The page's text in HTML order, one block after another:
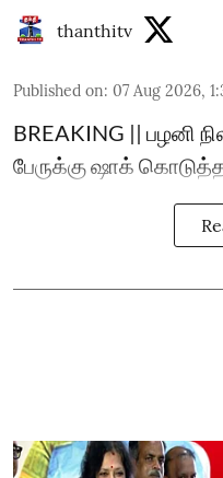
thanthitv
Published on: 07 Aug 2026,
BREAKING || பழனி
பேருக்கு ஷாக்